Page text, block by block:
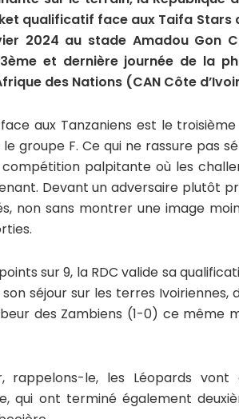
qualificatif face aux Taifa Stars
2024 au stade Amadou Gon
et dernière journée de la
des Nations (CAN Côte
aux Tanzaniens est le
groupe F. Ce qui ne rassure pas
palpitante où les
Devant un adversaire plutôt
non sans montrer une image
sur 9, la RDC valide sa
séjour sur les terres Ivoiriennes,
des Zambiens (1-0) ce même
rappelons-le, les Léopards
qui ont terminé également